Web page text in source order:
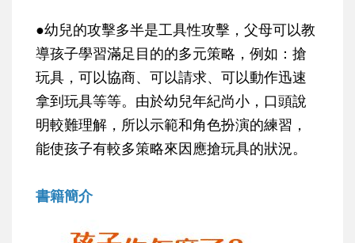
●幼兒的攻擊多半是工具性攻擊，父母可以教
導孩子學習滿足目的的多元策略，例如：搶
玩具，可以協商、可以請求、可以動作迅速
拿到玩具等等。由於幼兒年紀尚小，口頭說
明較難理解，所以示範和角色扮演的練習，
能使孩子有較多策略來因應搶玩具的狀況。
書籍簡介